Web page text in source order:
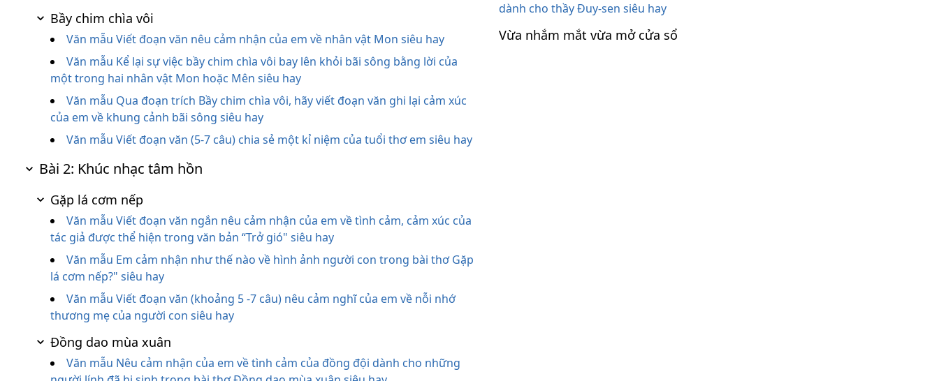
Bầy chim chìa vôi
Văn mẫu Viết đoạn văn nêu cảm nhận của em về nhân vật Mon siêu hay
Văn mẫu Kể lại sự việc bầy chim chìa vôi bay lên khỏi bãi sông bằng lời của
một trong hai nhân vật Mon hoặc Mên siêu hay
Văn mẫu Qua đoạn trích Bầy chim chìa vôi, hãy viết đoạn văn ghi lại cảm xúc
của em về khung cảnh bãi sông siêu hay
Văn mẫu Viết đoạn văn (5-7 câu) chia sẻ một kỉ niệm của tuổi thơ em siêu hay
dành cho thầy Đuy-sen siêu hay
Vừa nhắm mắt vừa mở cửa sổ
Bài 2: Khúc nhạc tâm hồn
Gặp lá cơm nếp
Văn mẫu Viết đoạn văn ngắn nêu cảm nhận của em về tình cảm, cảm xúc của
tác giả được thể hiện trong văn bản “Trở gió" siêu hay
Văn mẫu Em cảm nhận như thế nào về hình ảnh người con trong bài thơ Gặp
lá cơm nếp?" siêu hay
Văn mẫu Viết đoạn văn (khoảng 5 -7 câu) nêu cảm nghĩ của em về nỗi nhớ
thương mẹ của người con siêu hay
Đồng dao mùa xuân
Văn mẫu Nêu cảm nhận của em về tình cảm của đồng đội dành cho những